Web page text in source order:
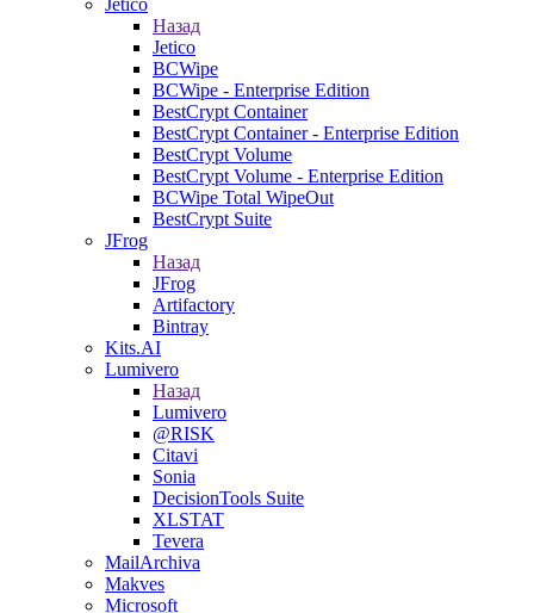
Jetico
Назад
Jetico
BCWipe
BCWipe - Enterprise Edition
BestCrypt Container
BestCrypt Container - Enterprise Edition
BestCrypt Volume
BestCrypt Volume - Enterprise Edition
BCWipe Total WipeOut
BestCrypt Suite
JFrog
Назад
JFrog
Artifactory
Bintray
Kits.AI
Lumivero
Назад
Lumivero
@RISK
Citavi
Sonia
DecisionTools Suite
XLSTAT
Tevera
MailArchiva
Makves
Microsoft